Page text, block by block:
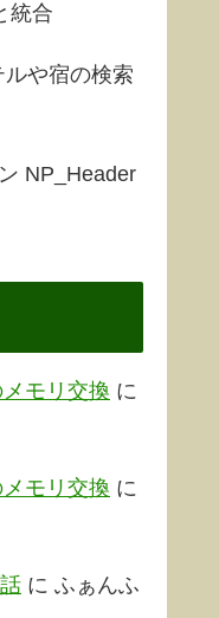
統合
や宿の検索
NP_Header
モリ交換 に
モリ交換 に
に ふぁんふ